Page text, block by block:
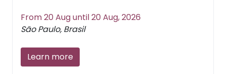
From 20 Aug until 20 Aug, 2026
São Paulo, Brasil
Learn more